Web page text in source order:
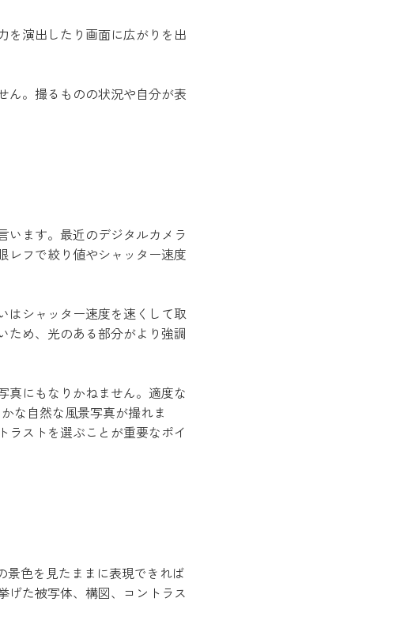
を演出したり画面に広がりを出
ん。撮るものの状況や自分が表
います。最近のデジタルカメラ
レフで絞り値やシャッター速度
はシャッター速度を速くして取
ため、光のある部分がより強調
真にもなりかねません。適度な
な自然な風景写真が撮れま
ラストを選ぶことが重要なポイ
景色を見たままに表現できれば
げた被写体、構図、コントラス